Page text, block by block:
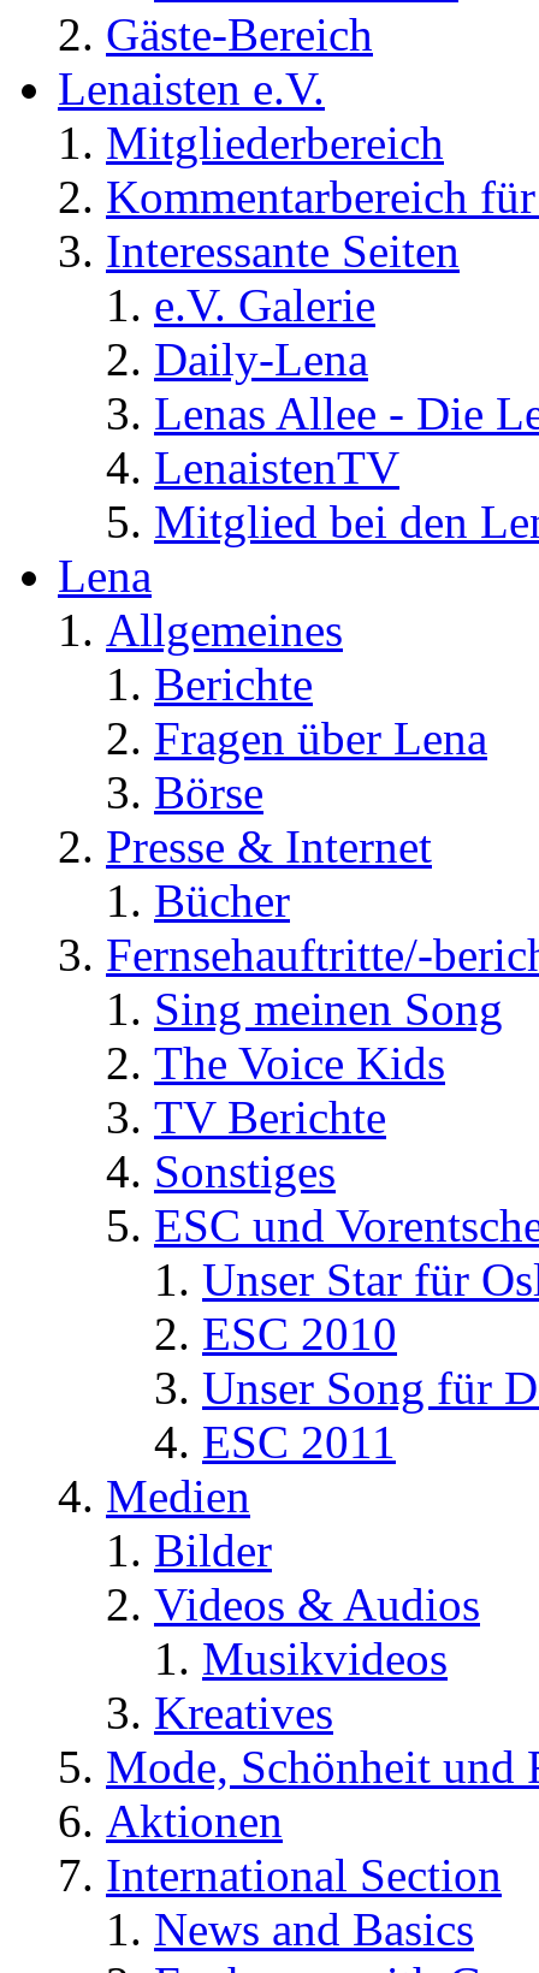
Gäste-Bereich
Lenaisten e.V.
Mitgliederbereich
Kommentarbereich
Interessante Seiten
e.V. Galerie
Daily-Lena
Lenas Allee - Die
LenaistenTV
Mitglied bei den
Lena
Allgemeines
Berichte
Fragen über Lena
Börse
Presse & Internet
Bücher
Fernsehauftritte/-
Sing meinen Song
The Voice Kids
TV Berichte
Sonstiges
ESC und
Unser Star für
ESC 2010
Unser Song für
ESC 2011
Medien
Bilder
Videos & Audios
Musikvideos
Kreatives
Mode, Schönheit und
Aktionen
International Section
News and Basics